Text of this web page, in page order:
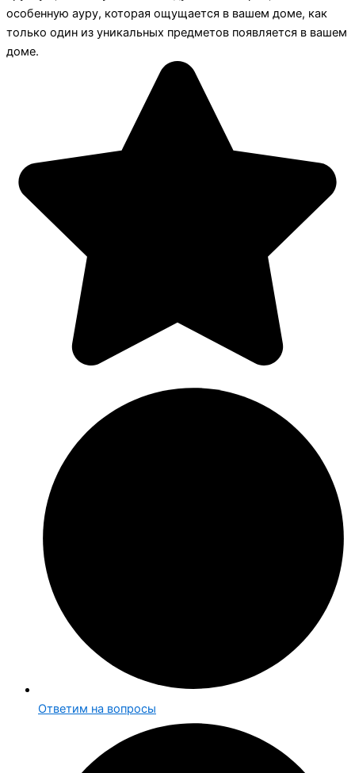
особенную ауру, которая ощущается в вашем доме, как
только один из уникальных предметов появляется в вашем
доме.
Ответим на вопросы